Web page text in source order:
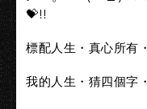
💝!!
標配人生・真心所有
我的人生・猜四個字